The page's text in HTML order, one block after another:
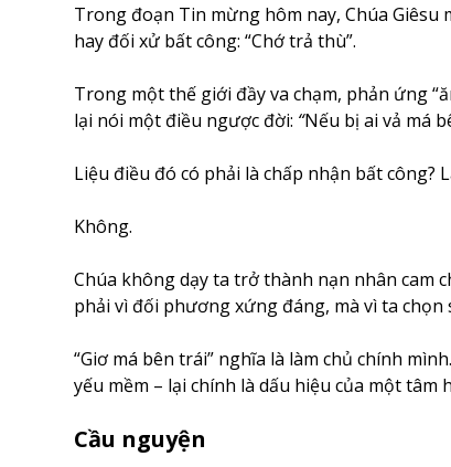
Trong đoạn Tin mừng hôm nay, Chúa
hay đối xử bất công: “Chớ trả thù”.
Trong một thế giới đầy va chạm, phản ứng
lại nói một điều ngược đời: “Nếu bị ai vả má
Liệu điều đó có phải là chấp nhận bất công?
Không.
Chúa không dạy ta trở thành nạn nhân cam
phải vì đối phương xứng đáng, mà vì ta
“Giơ má bên trái” nghĩa là làm chủ chính
yếu mềm – lại chính là dấu hiệu của một tâm
Cầu nguyện